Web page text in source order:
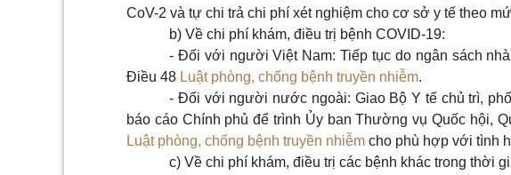
CoV-2 và tự chi trả chi phí xét nghiệm cho cơ sở y tế theo
b) Về chi phí khám, điều trị bệnh COVID-19:
- Đối với người Việt Nam: Tiếp tục do ngân sách
Điều 48 Luật phòng, chống bệnh truyền nhiễm.
- Đối với người nước ngoài: Giao Bộ Y tế chủ trì,
báo cáo Chính phủ để trình Ủy ban Thường vụ Quốc hội,
Luật phòng, chống bệnh truyền nhiễm cho phù hợp với tình
c) Về chi phí khám, điều trị các bệnh khác trong thời